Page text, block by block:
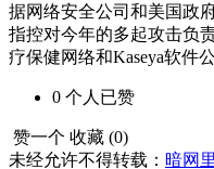
据网络安全公司和美国政
指控对今年的多起攻击负
疗保健网络和Kaseya软件
0 个人 已赞
赞一个 收藏 (0)
未经允许不得转载： 暗网里